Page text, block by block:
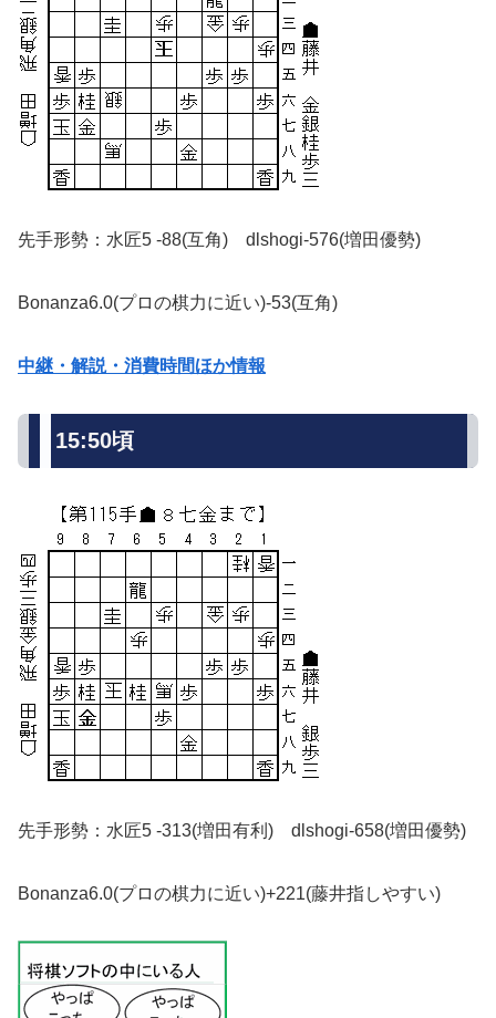
先手形勢：水匠5 -88(互角) dlshogi-576(増田優勢)
Bonanza6.0(プロの棋力に近い)-53(互角)
中継・解説・消費時間ほか情報
15:50頃
先手形勢：水匠5 -313(増田有利) dlshogi-658(増田優勢)
Bonanza6.0(プロの棋力に近い)+221(藤井指しやすい)